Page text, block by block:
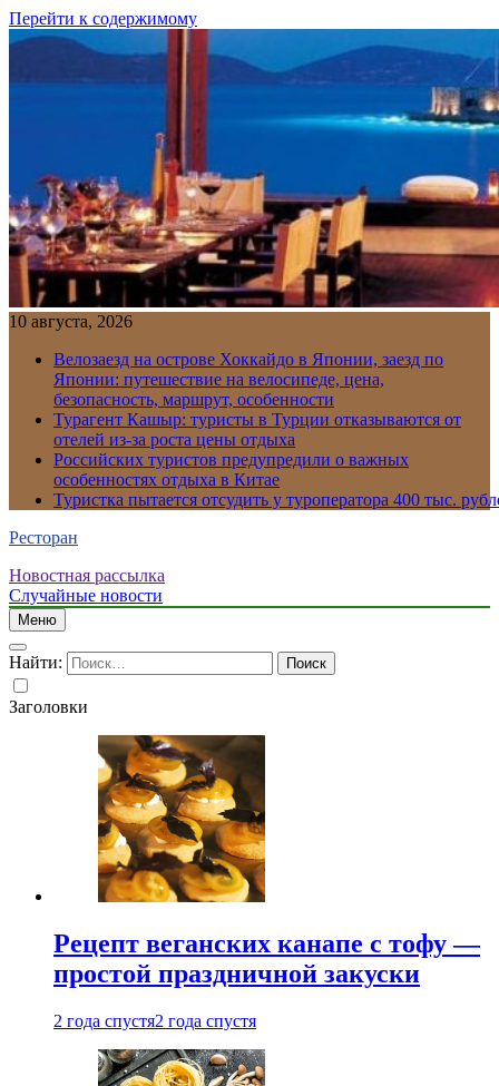
Перейти к содержимому
10 августа, 2026
Велозаезд на острове Хоккайдо в Японии, заезд по
Японии: путешествие на велосипеде, цена,
безопасность, маршрут, особенности
Турагент Кашыр: туристы в Турции отказываются от
отелей из-за роста цены отдыха
Российских туристов предупредили о важных
особенностях отдыха в Китае
Туристка пытается отсудить у туроператора 400 тыс.
Ресторан
Новостная рассылка
Случайные новости
Меню
Найти:
Заголовки
Рецепт веганских канапе с тофу —
простой праздничной закуски
2 года спустя2 года спустя